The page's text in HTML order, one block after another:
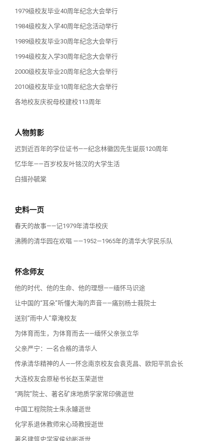
1979级校友毕业40周年纪念大会举行
1984级校友入学40周年纪念活动举行
1989级校友毕业30周年纪念大会举行
1994级校友入学30周年纪念大会举行
2000级校友毕业20周年纪念大会举行
2010级校友毕业10周年纪念大会举行
各地校友庆祝母校建校113周年
人物剪影
迟到近百年的学位证书——纪念林徽因先生诞辰120周年
忆华年——百岁校友叶铭汉的大学生活
白描孙毓棠
史料一页
春天的故事——记1979年清华校庆
沸腾的清华园在欢唱 ——1952—1965年的清华大学民乐队
怀念师友
他的时代、他的生命、他的理想——缅怀马识途
让中国的“耳朵”听懂大海的声音——痛别杨士莪院士
送别“雨中人”章淹校友
为体育而生，为体育而去——缅怀父亲张立华
父亲严宁：一名合格的清华人
传承清华精神的人——怀念南京校友会袁克昌、欧阳平凯会长
大连校友会原秘书长赵玉荣逝世
“两院”院士、著名矿床地质学家常印佛逝世
中国工程院院士朱永䞊逝世
化学系退休教师宋心琦教授逝世
著名建筑史学家侯幼彬逝世